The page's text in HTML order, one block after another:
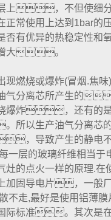
上，不但使细
正常使用上达到1bar
有优异的热稳定性和
大。
现燃烧或爆炸(冒烟.
气分离芯所产生的
爆炸，还有的是
以生产油气分离芯的
，导致产生的静电不
一层的玻璃纤维相当于
灶的点火一样的原理.
加固导电片，一般
不走,最好是使用铝薄
际标准。其次是